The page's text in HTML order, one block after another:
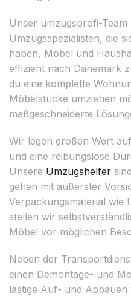
Unser umzugsprofi-
Umzugsspezialisten, die
haben, Möbel und
effizient nach Dänemark
du eine komplette
Möbelstücke umziehen
maßgeschneiderte
Wir legen großen Wert
und eine reibungslose
Unsere Umzugshelfer
gehen mit äußerster
Verpackungsmaterial wie
stellen wir
Möbel vor möglichen
Neben der
einen Demontage- und
lästige Auf- und